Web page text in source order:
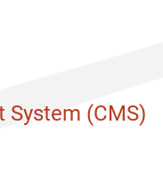
System (CMS)